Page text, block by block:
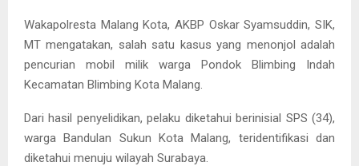
Wakapolresta Malang Kota, AKBP Oskar Syamsuddin, SIK,
MT mengatakan, salah satu kasus yang menonjol adalah
pencurian mobil milik warga Pondok Blimbing Indah
Kecamatan Blimbing Kota Malang.
Dari hasil penyelidikan, pelaku diketahui berinisial SPS (34),
warga Bandulan Sukun Kota Malang, teridentifikasi dan
diketahui menuju wilayah Surabaya.